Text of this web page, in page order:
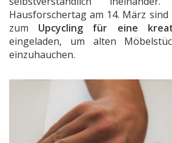
Hausforschertag am 14. März sind
zum Upcycling für eine
eingeladen, um alten
einzuhauchen.